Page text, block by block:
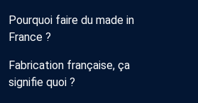
Pourquoi faire du made in
France ?
Fabrication française, ça
signifie quoi ?